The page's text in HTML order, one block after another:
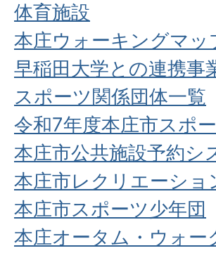
体育施設
本庄ウォーキングマ
早稲田大学との連携事
スポーツ関係団体一覧
令和7年度本庄市スポ
本庄市公共施設予約シ
本庄市レクリエーショ
本庄市スポーツ少年団
本庄オータム・ウォ